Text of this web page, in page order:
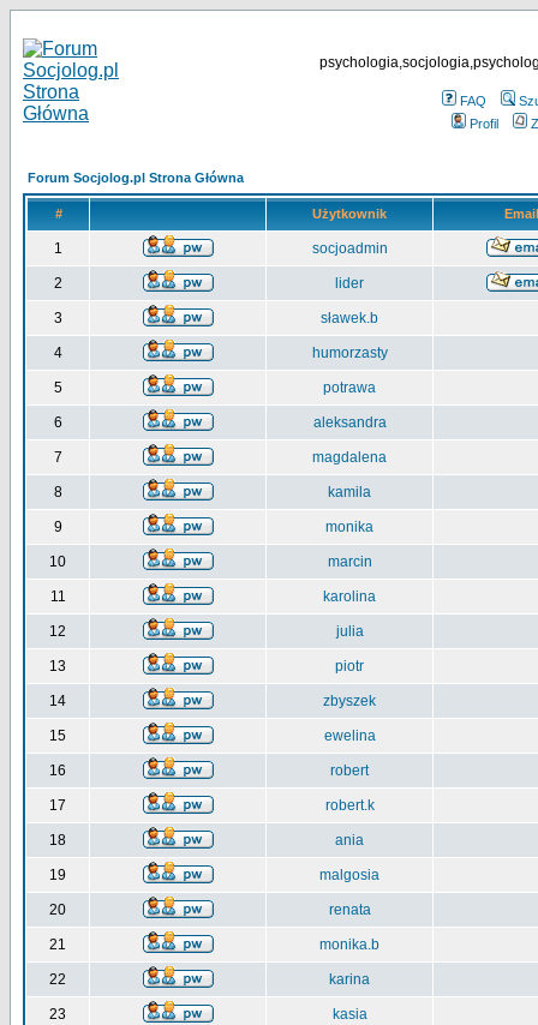
FAQ
Profil
Forum Socjolog.pl Strona Główna
# Użytkownik Email
1 socjoadmin
2 lider
3 sławek.b
4 humorzasty
5 potrawa
6 aleksandra
7 magdalena
8 kamila
9 monika
10 marcin
11 karolina
12 julia
13 piotr
14 zbyszek
15 ewelina
16 robert
17 robert.k
18 ania
19 malgosia
20 renata
21 monika.b
22 karina
23 kasia